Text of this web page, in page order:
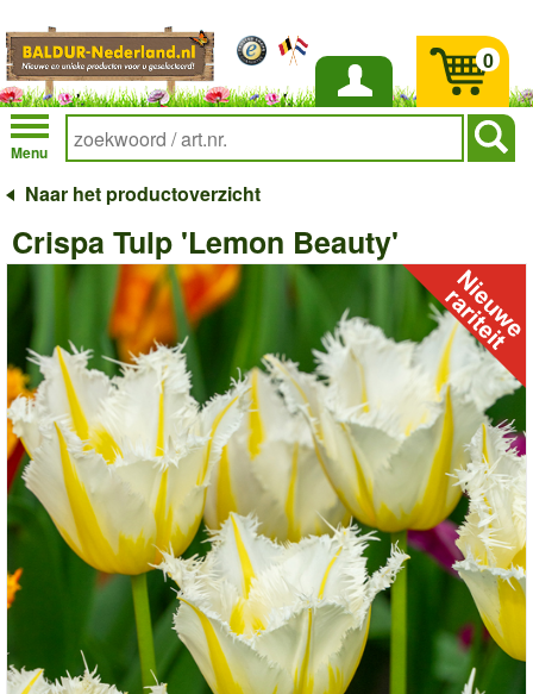
Inloggen
Menu
0
Naar het productoverzicht
Crispa Tulp 'Lemon Beauty'